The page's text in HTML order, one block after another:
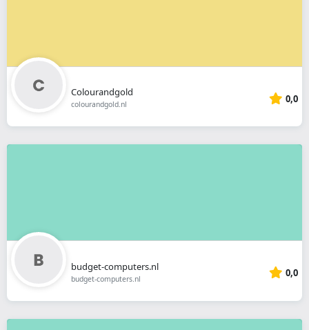
Colourandgold
colourandgold.nl 0,0
budget-computers.nl
budget-computers.nl 0,0